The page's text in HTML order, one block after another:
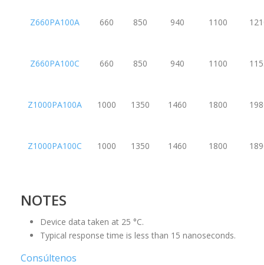
Z660PA100A 660 850 940 1100
Z660PA100C 660 850 940 1100
Z1000PA100A 1000 1350 1460 1800
Z1000PA100C 1000 1350 1460 1800
NOTES
Device data taken at 25 °C.
Typical response time is less than 15 nanoseconds.
Consúltenos